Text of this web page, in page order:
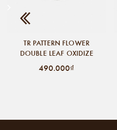
TR PATTERN FLOWER
DOUBLE LEAF OXIDIZE
490.000₫